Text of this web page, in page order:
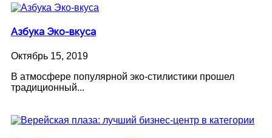
Азбука Эко-вкуса
Октябрь 15, 2019
В атмосфере популярной эко-стилистики прошел
традиционный...